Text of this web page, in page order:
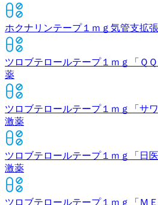
ホクナリンテープ１ｍｇ 気管支拡
ツロブテロールテープ１ｍｇ「ＱＱ
薬
ツロブテロールテープ１ｍｇ「サワ
激薬
ツロブテロールテープ１ｍｇ「日医
激薬
ツロブテロールテープ１ｍｇ「ＭＥ